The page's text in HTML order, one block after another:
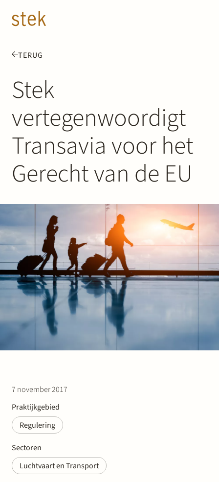
TERUG
Stek
vertegenwoordigt
Transavia voor het
Gerecht van de EU
7 november 2017
Praktijkgebied
Regulering
Sectoren
Luchtvaart en Transport
Mensen
Expertise
Over ons
Track record
News & Insights
Contact
Werken bij Stek